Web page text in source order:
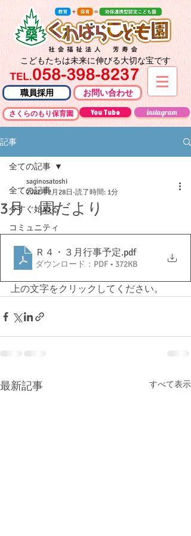
こどもたちは未来に伸びる大切な宝です
職員採用 お問い合わせ
さくらのもり保育園 You Tube instagram
記事
全ての記事
今すぐ始める
コミュニティ
全ての記事
3月 園だより
saginosatoshi
2022年2月28日 読了時間: 1分
Ｒ４・３月行事予定.pdf
ダウンロード：PDF • 372KB
上の文字をクリックしてください。
最新記事 すべて表示